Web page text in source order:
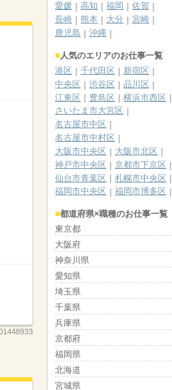
愛媛
高知 福岡
佐賀
長崎
熊本 大分
宮崎
鹿児島
沖縄
人気のエリアのお仕事一覧
港区
千代田区
新宿区
中央区
渋谷区
品川区
江東区
豊島区
横浜市西区
さいたま市大宮区
名古屋市中区
名古屋市中村区
大阪市中央区
大阪市北区
神戸市中央区
京都市下京区
仙台市青葉区
札幌市中央区
福岡市中央区
福岡市博多区
都道府県×職種のお仕事一覧
東京都
大阪府
神奈川県
愛知県
埼玉県
千葉県
兵庫県
京都府
福岡県
北海道
宮城県